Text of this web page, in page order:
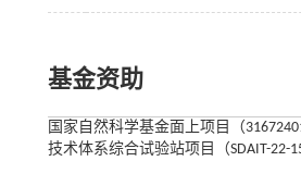
基金资助
国家自然科学基金面上项目（
技术体系综合试验站项目（SDAIT-22-15